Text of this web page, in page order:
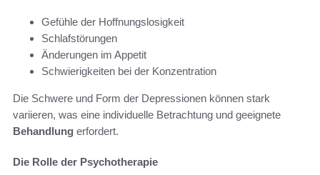
Gefühle der Hoffnungslosigkeit
Schlafstörungen
Änderungen im Appetit
Schwierigkeiten bei der Konzentration
Die Schwere und Form der Depressionen können stark
variieren, was eine individuelle Betrachtung und geeignete
Behandlung erfordert.
Die Rolle der Psychotherapie